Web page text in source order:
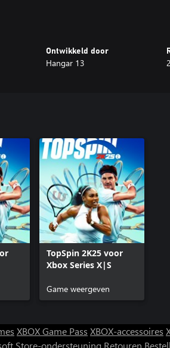
voor gemaakt kosten.
uitzenden, publiekelijk
Ontwikkeld door
Hangar 13
TopSpin 2K25 voor
Xbox Series X|S
Game weergeven
XBOX Game Pass XBOX-accessoires
Store-ondersteuning Retouren